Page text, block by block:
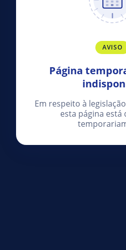
AVISO
Página
Em respeito à
esta página está